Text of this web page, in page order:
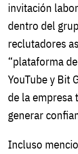
invitación
dentro del
reclutadores
“plataforma
YouTube y Bit
de la empresa
generar
Incluso